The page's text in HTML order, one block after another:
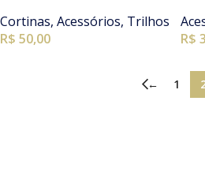
Cortinas, Acessórios, Trilhos
R$ 50,00
R$
← 1